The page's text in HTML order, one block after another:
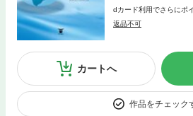
dカード利用でさらにポ
返品不可
カートへ
作品をチェック